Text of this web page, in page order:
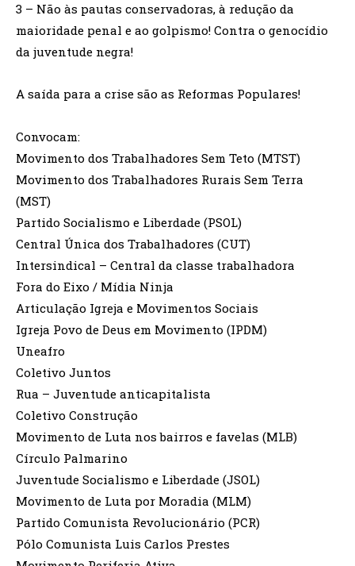
3 – Não às pautas conservadoras, à redução da
maioridade penal e ao golpismo! Contra o genocídio
da juventude negra!
A saída para a crise são as Reformas Populares!
Convocam:
Movimento dos Trabalhadores Sem Teto (MTST)
Movimento dos Trabalhadores Rurais Sem Terra
(MST)
Partido Socialismo e Liberdade (PSOL)
Central Única dos Trabalhadores (CUT)
Intersindical – Central da classe trabalhadora
Fora do Eixo / Mídia Ninja
Articulação Igreja e Movimentos Sociais
Igreja Povo de Deus em Movimento (IPDM)
Uneafro
Coletivo Juntos
Rua – Juventude anticapitalista
Coletivo Construção
Movimento de Luta nos bairros e favelas (MLB)
Círculo Palmarino
Juventude Socialismo e Liberdade (JSOL)
Movimento de Luta por Moradia (MLM)
Partido Comunista Revolucionário (PCR)
Pólo Comunista Luis Carlos Prestes